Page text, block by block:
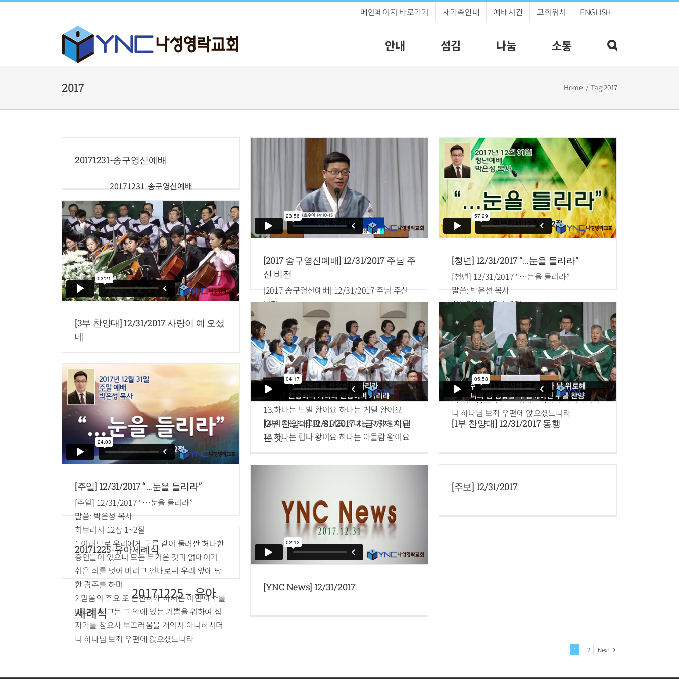
to
메인페이지 바로가기 새가족안내 예배시간 교회위치 ENGLISH
안내 섬김 나눔 소통
2017 Home Tag:2017
20171231-송구영신예배
20171231-송구영신예배
[2017 송구영신예배] 12/31/2017 주님 주
신 비전
[2017 송구영신예배] 12/31/2017 주님 주신
비전
말씀: 박은성 목사
여호수아 14장 10~15절
10.하나는 예루살렘 왕이요 하나는 헤브론 왕
이요 하나는 야르뭇 왕이요
11.하나는 라기스 왕이요
12.하나는 에글론 왕이요 하나는 게셀 왕이요
13.하나는 드빌 왕이요 하나는 게델 왕이요
14.하나는 호르마 왕이요 하나는 아랏 왕이요
15.하나는 립나 왕이요 하나는 아둘람 왕이요
[청년] 12/31/2017 “…눈을 들리라”
[청년] 12/31/2017 “…눈을 들리라”
말씀: 박은성 목사
히브리서 12장 1~2절
1.이러므로 우리에게 구름 같이 둘러싼 허다한
증인들이 있으니 모든 무거운 것과 얽매이기
쉬운 죄를 벗어 버리고 인내로써 우리 앞에 당
한 경주를 하며
2.믿음의 주요 또 온전하게 하시는 이인 예수를
바라보자 그는 그 앞에 있는 기쁨을 위하여 십
자가를 참으사 부끄러움을 개의치 아니하시더
니 하나님 보좌 우편에 앉으셨느니라
[3부 찬양대] 12/31/2017 사랑이 예 오셨
네
[2부 찬양대] 12/31/2017 지금까지 지낸
온 것
[1부 찬양대] 12/31/2017 동행
[주일] 12/31/2017 “…눈을 들리라”
[주일] 12/31/2017 “…눈을 들리라”
말씀: 박은성 목사
히브리서 12장 1~2절
1.이러므로 우리에게 구름 같이 둘러싼 허다한
증인들이 있으니 모든 무거운 것과 얽매이기
쉬운 죄를 벗어 버리고 인내로써 우리 앞에 당
한 경주를 하며
2.믿음의 주요 또 온전하게 하시는 이인 예수를
바라보자 그는 그 앞에 있는 기쁨을 위하여 십
자가를 참으사 부끄러움을 개의치 아니하시더
니 하나님 보좌 우편에 앉으셨느니라
[YNC News] 12/31/2017
[주보] 12/31/2017
20171225-유아세례식
20171225 – 유아
세례식
1 2 Next